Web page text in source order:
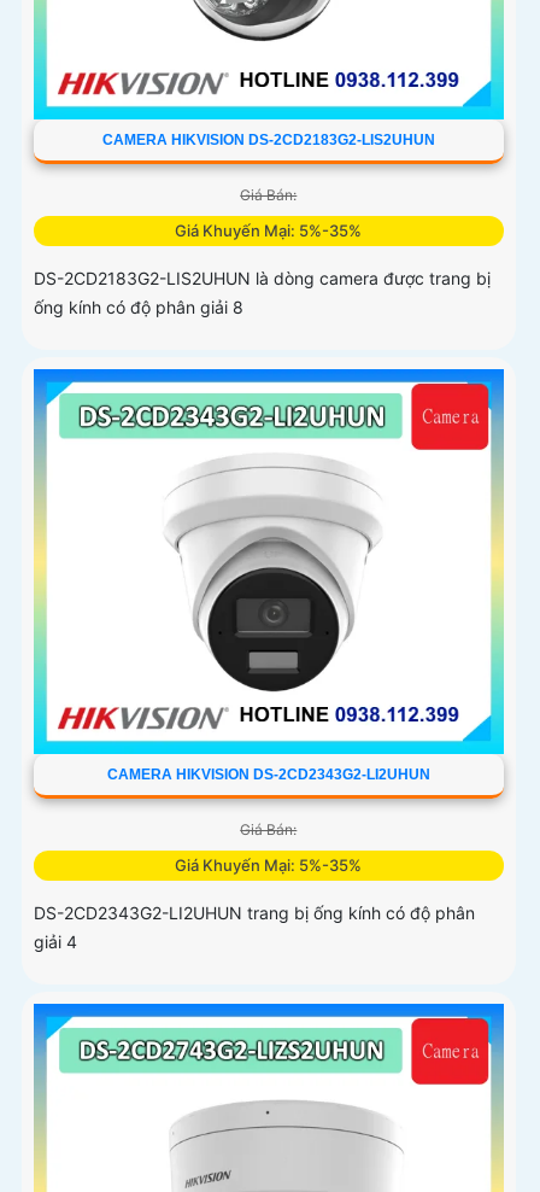
CAMERA HIKVISION DS-2CD2183G2-LIS2UHUN
Giá Bán:
Giá Khuyến Mại: 5%-35%
DS-2CD2183G2-LIS2UHUN là dòng camera được trang bị
ống kính có độ phân giải 8
CAMERA HIKVISION DS-2CD2343G2-LI2UHUN
Giá Bán:
Giá Khuyến Mại: 5%-35%
DS-2CD2343G2-LI2UHUN trang bị ống kính có độ phân
giải 4